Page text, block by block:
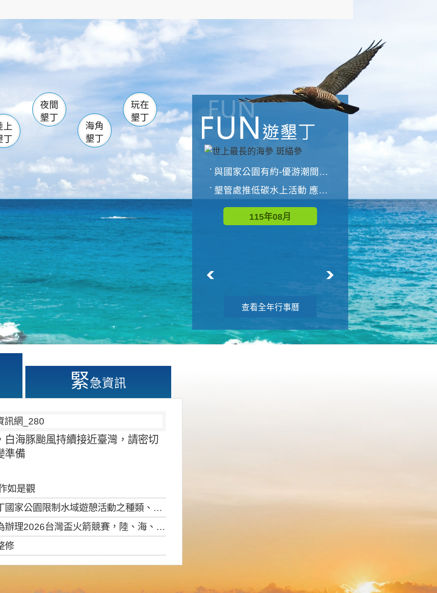
南仁湖
滿州 佳樂水
森林遊樂區
墾管處遊客中心
社頂公園 風吹沙
船帆石 龍磐公園
香蕉灣 龍坑
鵝鑾鼻
上
丁
夜間
墾丁
海角
墾丁
玩在
墾丁
與國家公園有約-優游潮間探險者
墾管處推低碳水上活動 應屆畢業生限額免費參加
115年08月
世界地球清潔日 墾管處辦理「2026年墾丁國家公園沙灘淨灘活動
115年09月
查看全年行事曆
緊急資訊
海豚颱風持續接近臺灣，請密切
準備
如是觀
制水域遊憩活動之種類、範圍、時間及行為」，自即日生效。
盃火箭競賽，陸、海、空域警戒及協調相關事宜，因颱風備案事宜
修